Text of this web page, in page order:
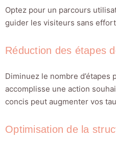
Optez pour un parcours
guider les visiteurs sans
Réduction des étapes
Diminuez le nombre d’étapes
accomplisse une action
concis peut augmenter vos
Optimisation de la